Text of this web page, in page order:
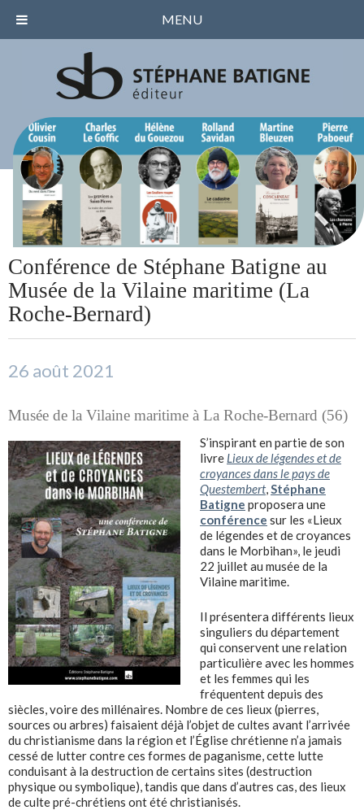
Conférence de Stéphane Batigne au
Musée de la Vilaine maritime (La
Roche-Bernard)
26 août 2021
Musée de la Vilaine maritime à La Roche-Bernard (56)
S’inspirant en partie de son
livre Lieux de légendes et de
croyances dans le pays de
Questembert,Stéphane
Batigne proposera une
conférence sur les «Lieux
de légendes et de croyances
dans le Morbihan», le jeudi
22 juillet au musée de la
Vilaine maritime.
Il présentera différents lieux
singuliers du département
qui conservent une relation
particulière avec les hommes
et les femmes qui les
fréquentent depuis des
siècles, voire des millénaires. Nombre de ces lieux (pierres,
sources ou arbres) faisaient déjà l’objet de cultes avant l’arrivée
du christianisme dans la région et l’Église chrétienne n’a jamais
cessé de lutter contre ces formes de paganisme, cette lutte
conduisant à la destruction de certains sites (destruction
physique ou symbolique), tandis que dans d’autres cas, des lieux
de culte pré-chrétiens ont été christianisés.
MENU